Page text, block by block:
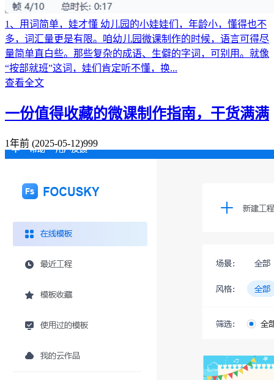
1、用词简单，娃才懂 幼儿园的小娃娃们，年龄小，懂得也不
多，词汇量更是有限。咱幼儿园微课制作的时候，语言可得尽
量简单直白些。那些复杂的成语、生僻的字词，可别用。就像
“按部就班”这词，娃们肯定听不懂，换...
查看全文
一份值得收藏的微课制作指南，干货满满
1年前 (2025-05-12)999